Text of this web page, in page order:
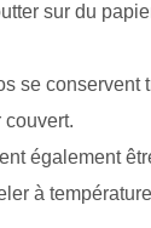
sur du
se conservent
également
à